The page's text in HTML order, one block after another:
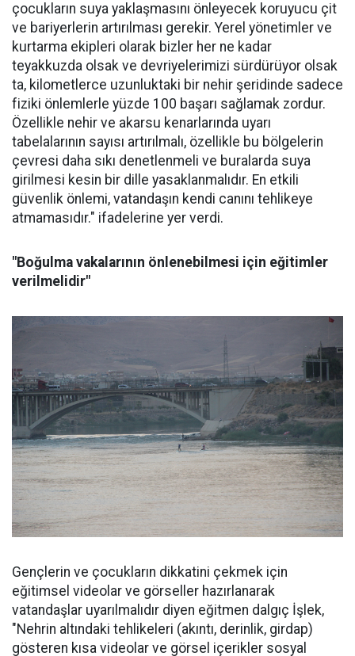
çocukların suya yaklaşmasını önleyecek koruyucu çit
ve bariyerlerin artırılması gerekir. Yerel yönetimler ve
kurtarma ekipleri olarak bizler her ne kadar
teyakkuzda olsak ve devriyelerimizi sürdürüyor olsak
ta, kilometlerce uzunluktaki bir nehir şeridinde sadece
fiziki önlemlerle yüzde 100 başarı sağlamak zordur.
Özellikle nehir ve akarsu kenarlarında uyarı
tabelalarının sayısı artırılmalı, özellikle bu bölgelerin
çevresi daha sıkı denetlenmeli ve buralarda suya
girilmesi kesin bir dille yasaklanmalıdır. En etkili
güvenlik önlemi, vatandaşın kendi canını tehlikeye
atmamasıdır." ifadelerine yer verdi.
"Boğulma vakalarının önlenebilmesi için eğitimler
verilmelidir"
Gençlerin ve çocukların dikkatini çekmek için
eğitimsel videolar ve görseller hazırlanarak
vatandaşlar uyarılmalıdır diyen eğitmen dalgıç İşlek,
"Nehrin altındaki tehlikeleri (akıntı, derinlik, girdap)
gösteren kısa videolar ve görsel içerikler sosyal